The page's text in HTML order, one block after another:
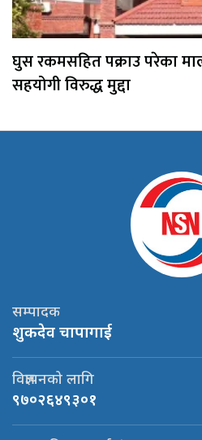
घुस रकमसहित पक्राउ परेका
सहयोगी विरुद्ध मुद्दा
सम्पादक
शुकदेव चापागाई
विज्ञापनको लागि
९७०२६४९३०१